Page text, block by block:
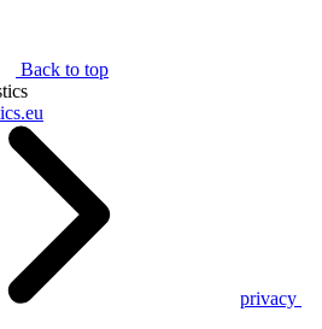
Back to top
privacy